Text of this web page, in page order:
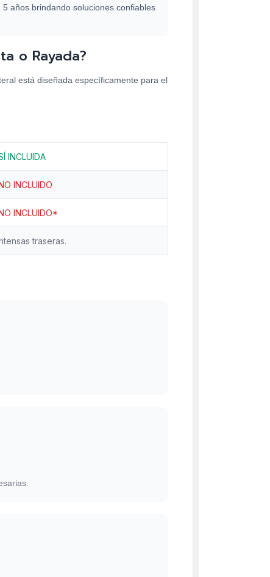
años brindando soluciones confiables
o Rayada?
está diseñada específicamente para el
INCLUIDA
INCLUIDO
INCLUIDO*
traseras.